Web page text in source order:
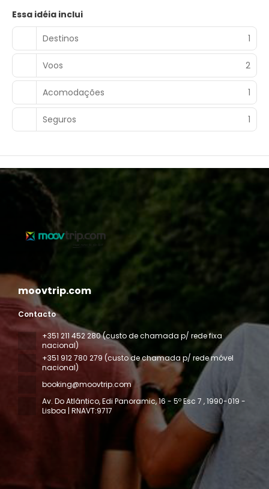
Essa idéia inclui
Destinos
1
Voos 2
Acomodações 1
Seguros 1
moovtrip.com
Contacto
+351 211 452 280 (custo de chamada p/ rede fixa
nacional)
+351 912 780 279 (custo de chamada p/ rede móvel
nacional)
booking@moovtrip.com
Av. Do Atlântico, Edi Panoramic, 16 - 5º Esc 7 , 1990-019 -
Lisboa | RNAVT:9717